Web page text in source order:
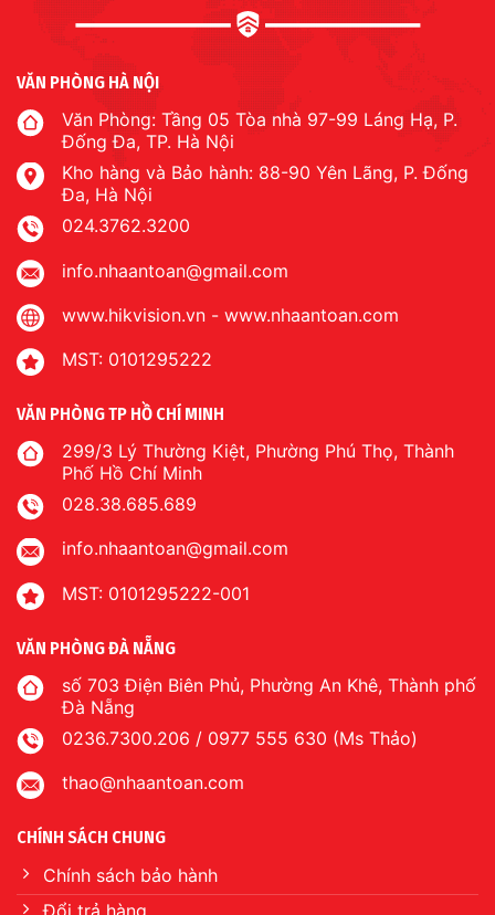
VĂN PHÒNG HÀ NỘI
Văn Phòng: Tầng 05 Tòa nhà 97-99 Láng Hạ, P.
Đống Đa, TP. Hà Nội
Kho hàng và Bảo hành: 88-90 Yên Lãng, P. Đống
Đa, Hà Nội
024.3762.3200
info.nhaantoan@gmail.com
www.hikvision.vn - www.nhaantoan.com
MST: 0101295222
VĂN PHÒNG TP HỒ CHÍ MINH
299/3 Lý Thường Kiệt, Phường Phú Thọ, Thành
Phố Hồ Chí Minh
028.38.685.689
info.nhaantoan@gmail.com
MST: 0101295222-001
VĂN PHÒNG ĐÀ NẴNG
số 703 Điện Biên Phủ, Phường An Khê, Thành phố
Đà Nẵng
0236.7300.206 / 0977 555 630 (Ms Thảo)
thao@nhaantoan.com
CHÍNH SÁCH CHUNG
Chính sách bảo hành
Đổi trả hàng